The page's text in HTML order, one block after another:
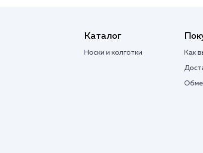
Каталог
Носки и колготки Как